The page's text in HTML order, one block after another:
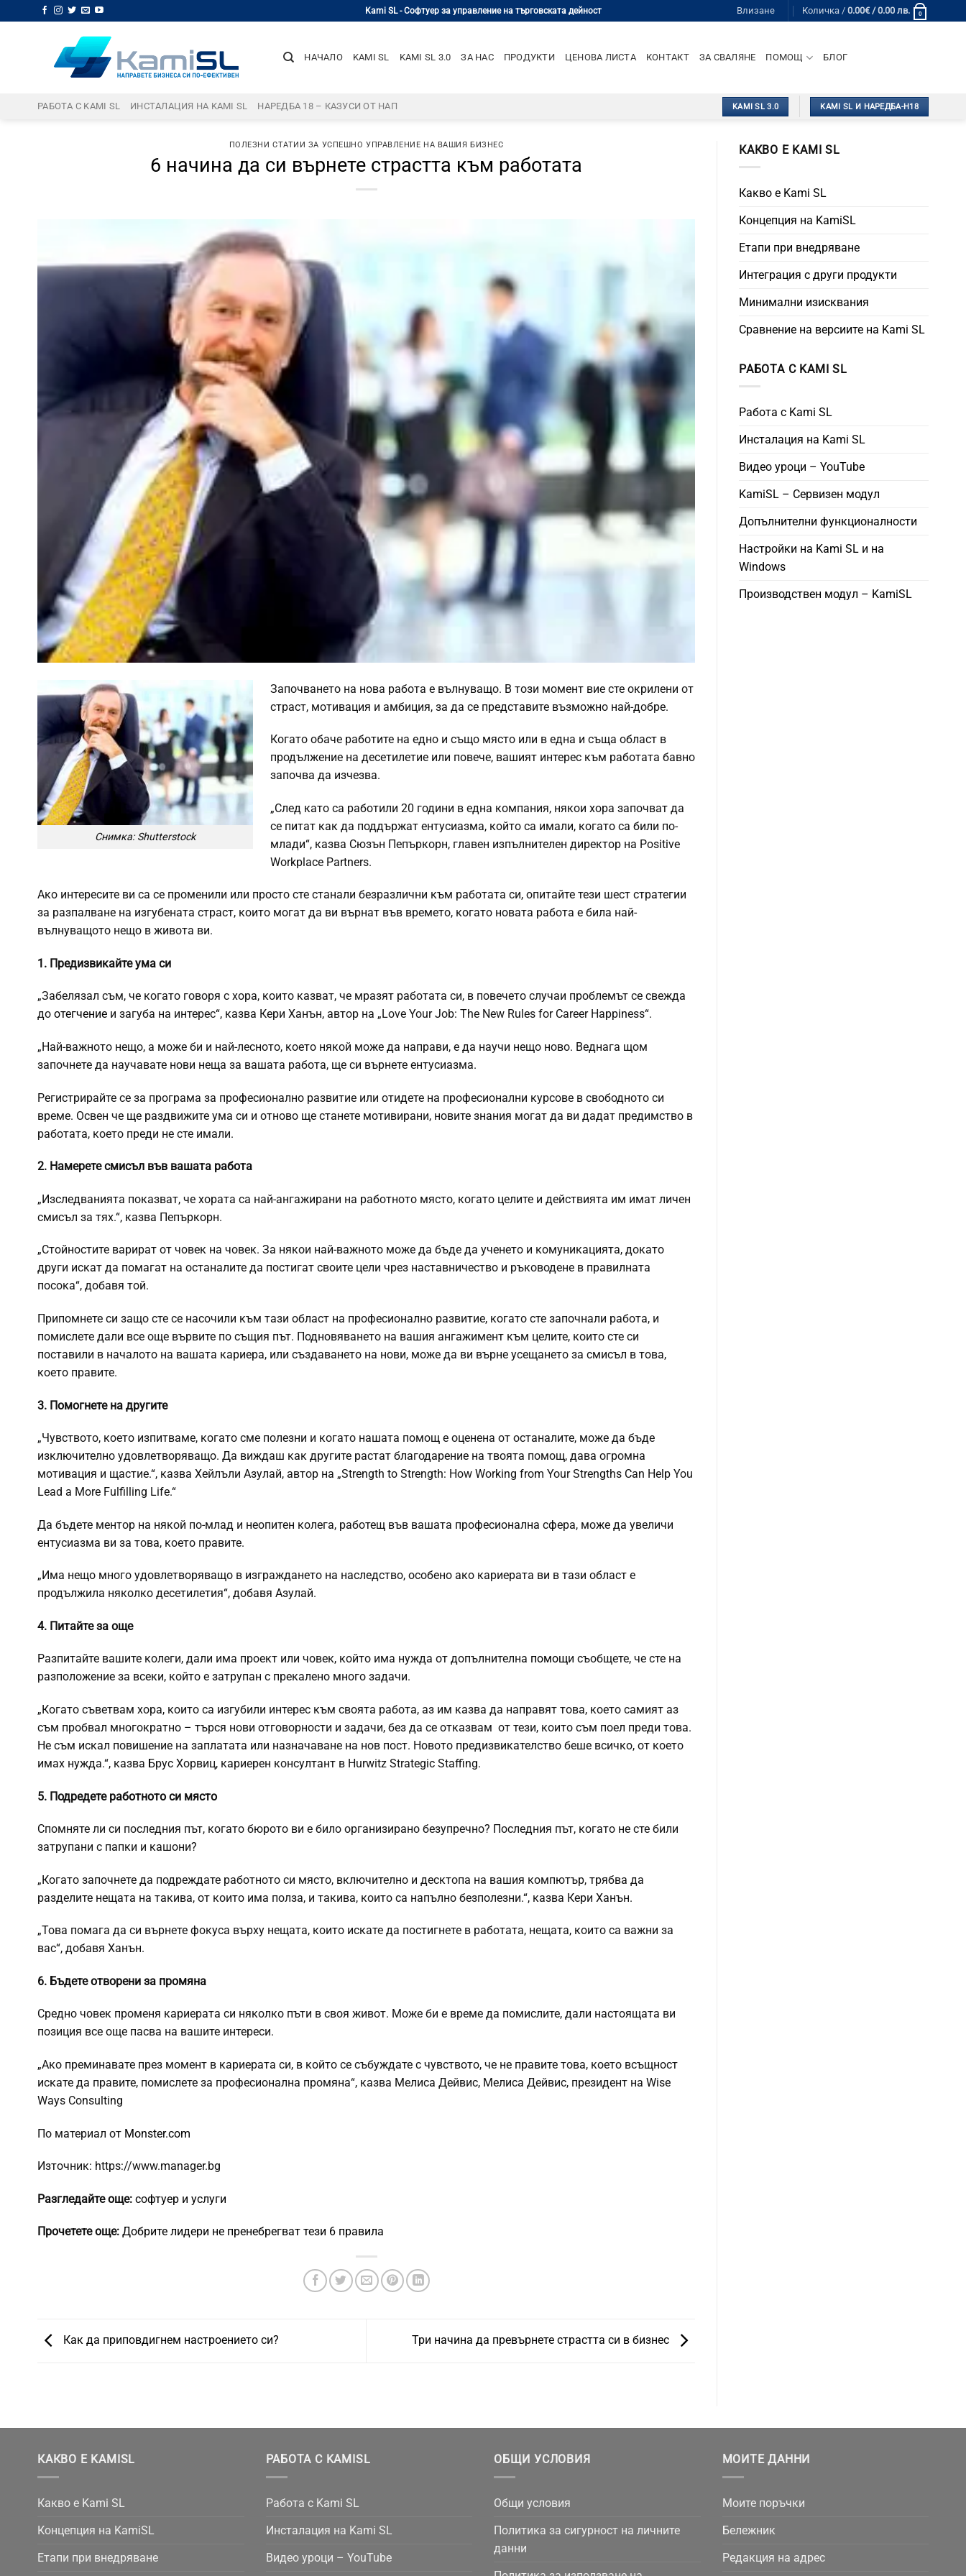
to
Kami SL - Софтуер за управление на търговската дейност Влизане Количка / 0.00€/ 0.00 лв. 0
НАЧАЛО KAMI SL KAMI SL 3.0 ЗА НАС ПРОДУКТИ ЦЕНОВА ЛИСТА КОНТАКТ ЗА СВАЛЯНЕ ПОМОЩ БЛОГ
РАБОТА С KAMI SL ИНСТАЛАЦИЯ НА KAMI SL НАРЕДБА 18 – КАЗУСИ ОТ НАП KAMI SL 3.0 KAMI SL И НАРЕДБА-Н18
ПОЛЕЗНИ СТАТИИ ЗА УСПЕШНО УПРАВЛЕНИЕ НА ВАШИЯ БИЗНЕС
6 начина да си върнете страстта към работата
Снимка: Shutterstock
Започването на нова работа е вълнуващо. В този момент вие сте окрилени от
страст, мотивация и амбиция, за да се представите възможно най-добре.
Когато обаче работите на едно и също място или в една и съща област в
продължение на десетилетие или повече, вашият интерес към работата бавно
започва да изчезва.
„След като са работили 20 години в една компания, някои хора започват да
се питат как да поддържат ентусиазма, който са имали, когато са били по-
млади“, казва Сюзън Пепъркорн, главен изпълнителен директор на Positive
Workplace Partners.
Ако интересите ви са се променили или просто сте станали безразлични към работата си, опитайте тези шест стратегии
за разпалване на изгубената страст, които могат да ви върнат във времето, когато новата работа е била най-
вълнуващото нещо в живота ви.
1. Предизвикайте ума си
„Забелязал съм, че когато говоря с хора, които казват, че мразят работата си, в повечето случаи проблемът се свежда
до отегчение и загуба на интерес“, казва Кери Ханън, автор на „Love Your Job: The New Rules for Career Happiness“.
„Най-важното нещо, а може би и най-лесното, което някой може да направи, е да научи нещо ново. Веднага щом
започнете да научавате нови неща за вашата работа, ще си върнете ентусиазма.
Регистрирайте се за програма за професионално развитие или отидете на професионални курсове в свободното си
време. Освен че ще раздвижите ума си и отново ще станете мотивирани, новите знания могат да ви дадат предимство в
работата, което преди не сте имали.
2. Намерете смисъл във вашата работа
„Изследванията показват, че хората са най-ангажирани на работното място, когато целите и действията им имат личен
смисъл за тях.“, казва Пепъркорн.
„Стойностите варират от човек на човек. За някои най-важното може да бъде да ученето и комуникацията, докато
други искат да помагат на останалите да постигат своите цели чрез наставничество и ръководене в правилната
посока“, добавя той.
Припомнете си защо сте се насочили към тази област на професионално развитие, когато сте започнали работа, и
помислете дали все още вървите по същия път. Подновяването на вашия ангажимент към целите, които сте си
поставили в началото на вашата кариера, или създаването на нови, може да ви върне усещането за смисъл в това,
което правите.
3. Помогнете на другите
„Чувството, което изпитваме, когато сме полезни и когато нашата помощ е оценена от останалите, може да бъде
изключително удовлетворяващо. Да виждаш как другите растат благодарение на твоята помощ, дава огромна
мотивация и щастие.“, казва Хейлъли Азулай, автор на „Strength to Strength: How Working from Your Strengths Can Help You
Lead a More Fulfilling Life.“
Да бъдете ментор на някой по-млад и неопитен колега, работещ във вашата професионална сфера, може да увеличи
ентусиазма ви за това, което правите.
„Има нещо много удовлетворяващо в изграждането на наследство, особено ако кариерата ви в тази област е
продължила няколко десетилетия“, добавя Азулай.
4. Питайте за още
Разпитайте вашите колеги, дали има проект или човек, който има нужда от допълнителна помощи съобщете, че сте на
разположение за всеки, който е затрупан с прекалено много задачи.
„Когато съветвам хора, които са изгубили интерес към своята работа, аз им казва да направят това, което самият аз
съм пробвал многократно – търся нови отговорности и задачи, без да се отказвам от тези, които съм поел преди това.
Не съм искал повишение на заплатата или назначаване на нов пост. Новото предизвикателство беше всичко, от което
имах нужда.“, казва Брус Хорвиц, кариерен консултант в Hurwitz Strategic Staffing.
5. Подредете работното си място
Спомняте ли си последния път, когато бюрото ви е било организирано безупречно? Последния път, когато не сте били
затрупани с папки и кашони?
„Когато започнете да подреждате работното си място, включително и десктопа на вашия компютър, трябва да
разделите нещата на такива, от които има полза, и такива, които са напълно безполезни.“, казва Кери Ханън.
„Това помага да си върнете фокуса върху нещата, които искате да постигнете в работата, нещата, които са важни за
вас“, добавя Ханън.
6. Бъдете отворени за промяна
Средно човек променя кариерата си няколко пъти в своя живот. Може би е време да помислите, дали настоящата ви
позиция все още пасва на вашите интереси.
„Ако преминавате през момент в кариерата си, в който се събуждате с чувството, че не правите това, което всъщност
искате да правите, помислете за професионална промяна“, казва Мелиса Дейвис, Мелиса Дейвис, президент на Wise
Ways Consulting
По материал от Monster.com
Източник: https://www.manager.bg
Разгледайте още: софтуер и услуги
Прочетете още: Добрите лидери не пренебрегват тези 6 правила
Как да приповдигнем настроението си? Три начина да превърнете страстта си в бизнес
КАКВО Е KAMI SL
Какво е Kami SL
Концепция на KamiSL
Етапи при внедряване
Интеграция с други продукти
Минимални изисквания
Сравнение на версиите на Kami SL
РАБОТА С KAMI SL
Работа с Kami SL
Инсталация на Kami SL
Видео уроци – YouTube
KamiSL – Сервизен модул
Допълнителни функционалности
Настройки на Kami SL и на
Windows
Производствен модул – KamiSL
КАКВО Е KAMISL
Какво е Kami SL
Концепция на KamiSL
Етапи при внедряване
РАБОТА С KAMISL
Работа с Kami SL
Инсталация на Kami SL
Видео уроци – YouTube
ОБЩИ УСЛОВИЯ
Общи условия
Политика за сигурност на личните
данни
МОИТЕ ДАННИ
Моите поръчки
Бележник
Редакция на адрес